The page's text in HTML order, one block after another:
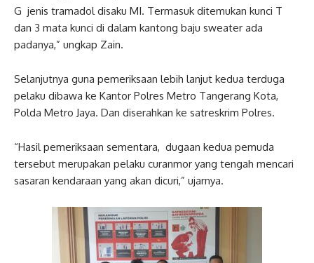
G jenis tramadol disaku MI. Termasuk ditemukan kunci T
dan 3 mata kunci di dalam kantong baju sweater ada
padanya,” ungkap Zain.
Selanjutnya guna pemeriksaan lebih lanjut kedua terduga
pelaku dibawa ke Kantor Polres Metro Tangerang Kota,
Polda Metro Jaya. Dan diserahkan ke satreskrim Polres.
“Hasil pemeriksaan sementara, dugaan kedua pemuda
tersebut merupakan pelaku curanmor yang tengah mencari
sasaran kendaraan yang akan dicuri,” ujarnya.